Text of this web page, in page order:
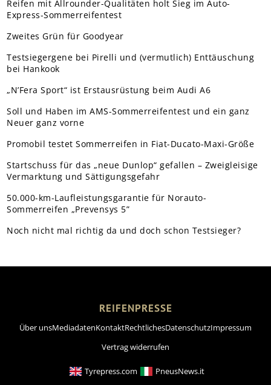
Reifen mit Allrounder-Qualitäten holt Sieg im Auto-
Express-Sommerreifentest
Zweites Grün für Goodyear
Testsiegergene bei Pirelli und (vermutlich) Enttäuschung
bei Hankook
„N’Fera Sport“ ist Erstausrüstung beim Audi A6
Soll und Haben im AMS-Sommerreifentest und ein ganz
Neuer ganz vorne
Promobil testet Sommerreifen in Fiat-Ducato-Maxi-Größe
Startschuss für das „neue Dunlop“ gefallen – Zweigleisige
Vermarktung und Sättigungsgefahr
50.000-km-Laufleistungsgarantie für Norauto-
Sommerreifen „Prevensys 5”
Noch nicht mal richtig da und doch schon Testsieger?
REIFENPRESSE
Über unsMediadatenKontaktRechtlichesDatenschutzImpressum
Vertrag widerrufen
Tyrepress.com PneusNews.it